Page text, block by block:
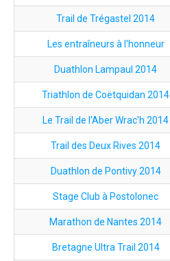
Trail de Trégastel 2014
Les entraîneurs à l'honneur
Duathlon Lampaul 2014
Triathlon de Coëtquidan 2014
Le Trail de l'Aber Wrac'h 2014
Trail des Deux Rives 2014
Duathlon de Pontivy 2014
Stage Club à Postolonec
Marathon de Nantes 2014
Bretagne Ultra Trail 2014